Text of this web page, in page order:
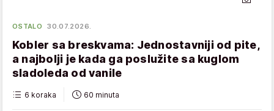
OSTALO 30.07.2026.
Kobler sa breskvama: Jednostavniji od pite,
a najbolji je kada ga poslužite sa kuglom
sladoleda od vanile
6 koraka 60 minuta